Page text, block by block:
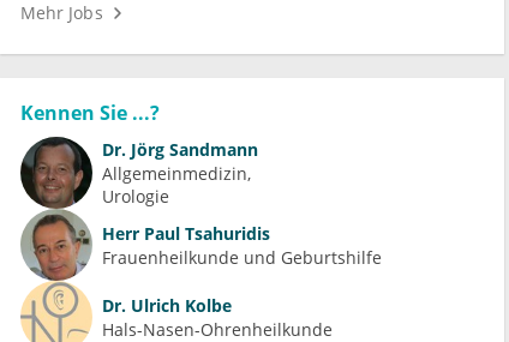
Mehr Jobs
Kennen Sie ...?
Dr. Jörg Sandmann
Allgemeinmedizin
Urologie
Herr Paul Tsahuridis
Frauenheilkunde und Geburtshilfe
Dr. Ulrich Kolbe
Hals-Nasen-Ohrenheilkunde